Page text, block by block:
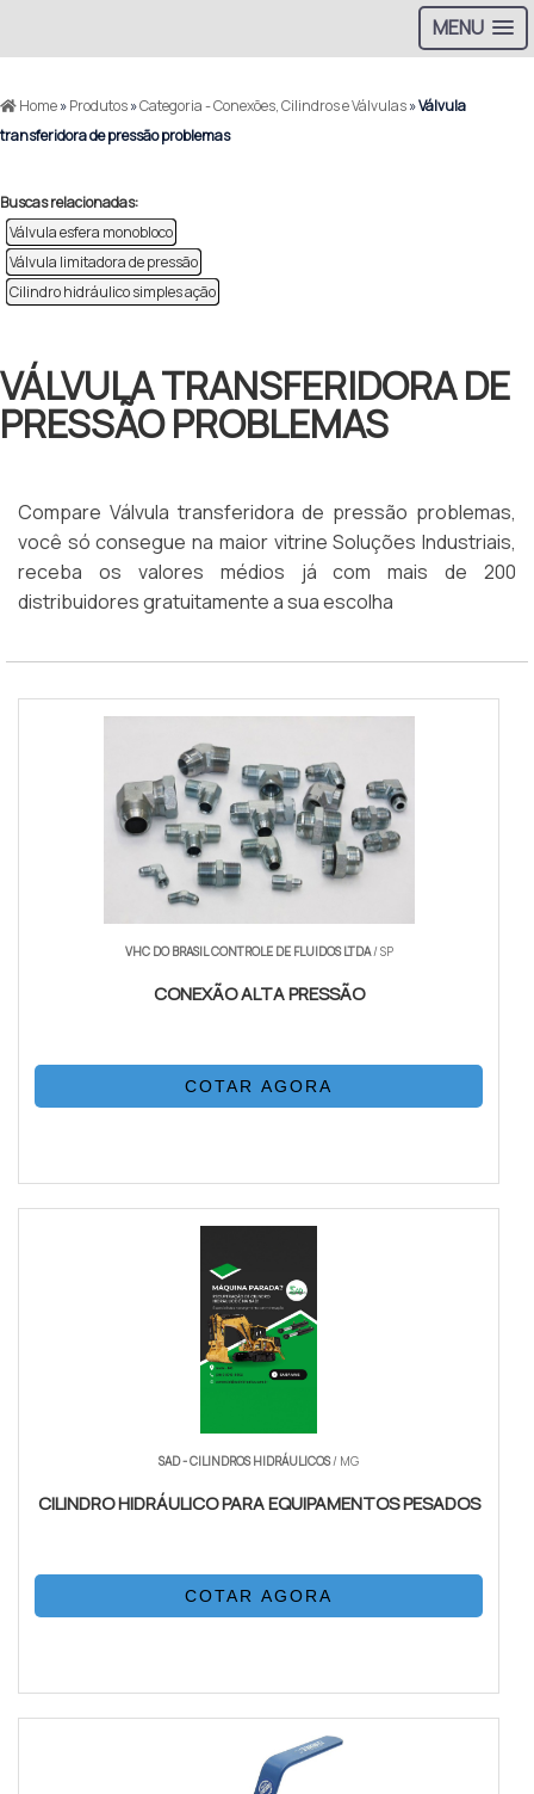
MENU
Home»Produtos»Categoria - Conexões, Cilindros e Válvulas»Válvula
transferidora de pressão problemas
Buscas relacionadas:
Válvula esfera monobloco
Válvula limitadora de pressão
Cilindro hidráulico simples ação
VÁLVULA TRANSFERIDORA DE
PRESSÃO PROBLEMAS
Compare Válvula transferidora de pressão problemas,
você só consegue na maior vitrine Soluções Industriais,
receba os valores médios já com mais de 200
distribuidores gratuitamente a sua escolha
VHC DO BRASIL CONTROLE DE FLUIDOS LTDA/ SP
CONEXÃO ALTA PRESSÃO
COTAR AGORA
SAD - CILINDROS HIDRÁULICOS/ MG
CILINDRO HIDRÁULICO PARA EQUIPAMENTOS PESADOS
COTAR AGORA